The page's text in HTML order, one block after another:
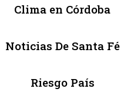
Clima en Córdoba
Noticias De Santa Fé
Riesgo País